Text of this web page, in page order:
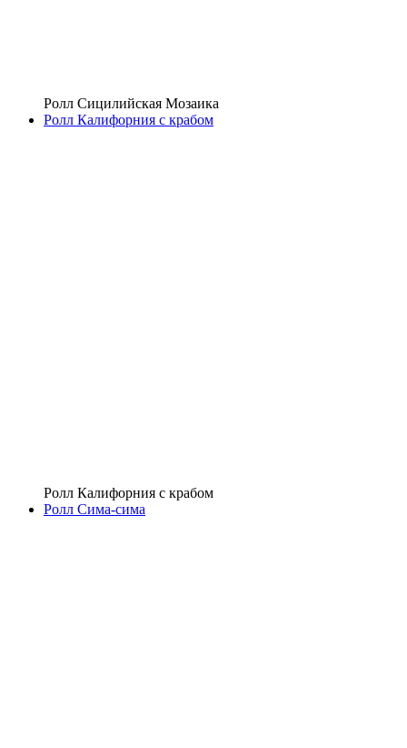
Ролл Сицилийская Мозаика
Ролл Калифорния с крабом
Ролл Калифорния с крабом
Ролл Сима-сима